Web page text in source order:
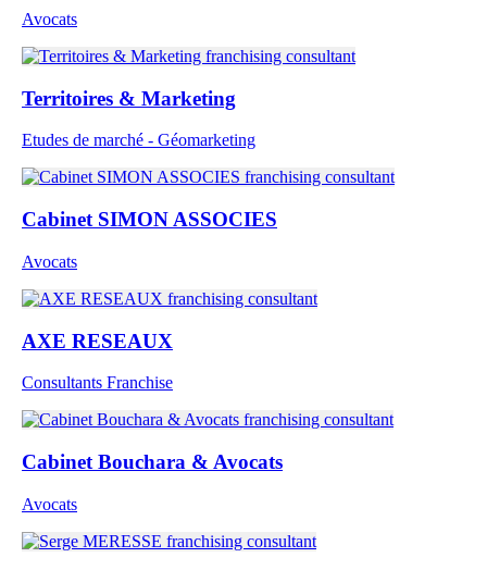
Avocats
Territoires & Marketing
Etudes de marché - Géomarketing
Cabinet SIMON ASSOCIES
Avocats
AXE RESEAUX
Consultants Franchise
Cabinet Bouchara & Avocats
Avocats